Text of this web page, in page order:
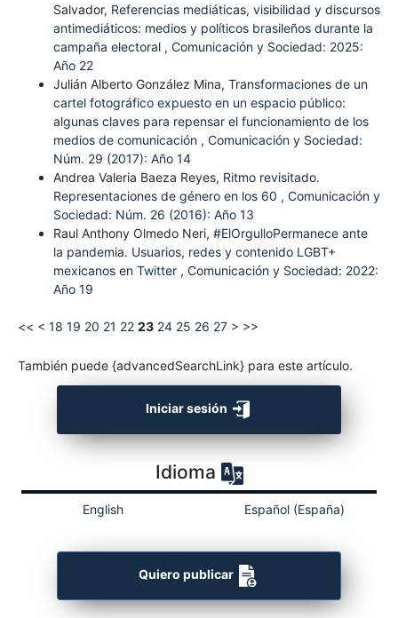
Salvador, Referencias mediáticas, visibilidad y discursos
antimediáticos: medios y políticos brasileños durante la
campaña electoral , Comunicación y Sociedad: 2025:
Año 22
Julián Alberto González Mina, Transformaciones de un
cartel fotográfico expuesto en un espacio público:
algunas claves para repensar el funcionamiento de los
medios de comunicación , Comunicación y Sociedad:
Núm. 29 (2017): Año 14
Andrea Valeria Baeza Reyes, Ritmo revisitado.
Representaciones de género en los 60 , Comunicación y
Sociedad: Núm. 26 (2016): Año 13
Raul Anthony Olmedo Neri, #ElOrgulloPermanece ante
la pandemia. Usuarios, redes y contenido LGBT+
mexicanos en Twitter , Comunicación y Sociedad: 2022:
Año 19
<< < 18 19 20 21 22 23 24 25 26 27 > >>
También puede {advancedSearchLink} para este artículo.
Iniciar sesión
Idioma
English Español (España)
Quiero publicar